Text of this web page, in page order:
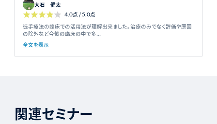
大石 健太
4.0点 /5.0点
徒手療法の臨床での活用法が理解出来ました。治療のみでなく評価や原因
の除外など今後の臨床の中で多...
全文を表示
関連セミナー